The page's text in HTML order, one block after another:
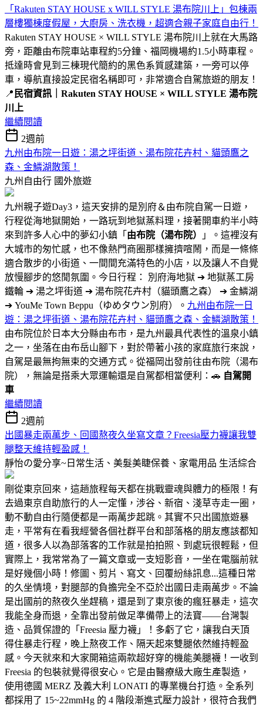
「Rakuten STAY HOUSE x WILL STYLE 湯布院川上」包棟兩
層樓獨棟度假屋，大廚房、洗衣機，超適合親子家庭自由行！
Rakuten STAY HOUSE × WILL STYLE 湯布院川上就在大馬路
旁，距離由布院車站車程約5分鐘、福岡機場約1.5小時車程。
抵達時會見到三棟現代簡約的黑色系質感建築，一旁可以停
車，導航直接設定民宿名稱即可，非常適合自駕旅遊的朋友！
📍 民宿資訊｜Rakuten STAY HOUSE × WILL STYLE 湯布院
川上
繼續閱讀
2週前
九州由布院一日遊：湯之坪街道、湯布院花卉村、貓頭鷹之
森、金鱗湖散策！
九州自由行 國外旅遊
九州親子遊Day3，這天安排的是別府＆由布院自駕一日遊，
行程從海地獄開始，一路玩到地獄蒸料理，接著開車約半小時
來到許多人心中的夢幻小鎮「 由布院（湯布院）
」。這裡沒有
大城市的匆忙感，也不像熱門商圈那樣擁擠喧鬧，而是一條條
適合散步的小街道、一間間充滿特色的小店，以及讓人不自覺
放慢腳步的悠閒氛圍。今日行程： 別府海地獄 ➔ 地獄蒸工房
鐵輪 ➔ 湯之坪街道 ➔ 湯布院花卉村（貓頭鷹之森） ➔ 金鱗湖
➔ YouMe Town Beppu（ゆめタウン別府）。 九州由布院一日
遊：湯之坪街道、湯布院花卉村、貓頭鷹之森、金鱗湖散策！
由布院位於日本大分縣由布市，是九州最具代表性的溫泉小鎮
之一，坐落在由布岳山腳下，對於帶著小孩的家庭旅行來說，
自駕是最無拘無束的交通方式。從福岡出發前往由布院（湯布
院），無論是搭乘大眾運輸還是自駕都相當便利：🚗 自駕開
車
繼續閱讀
2週前
出國暴走兩萬步、回國熬夜久坐寫文章？Freesia壓力襪讓我雙
腿整天維持輕盈感！
靜怡の愛分享~日常生活、美髮美睫保養、家電用品 生活綜合
剛從東京回來，這趟旅程每天都在挑戰靈魂與體力的極限！有
去過東京自助旅行的人一定懂，涉谷、新宿、淺草寺走一圈，
動不動自由行隨便都是一兩萬步起跳。其實不只出國旅遊暴
走，平常有在看我經營各個社群平台和部落格的朋友應該都知
道，很多人以為部落客的工作就是拍拍照、到處玩很輕鬆，但
實際上，我常常為了一篇文章或一支短影音，一坐在電腦前就
是好幾個小時！修圖、剪片、寫文、回覆紛絲訊息...這種日常
的久坐情境，對腿部的負擔完全不亞於出國日走兩萬步。不論
是出國前的熬夜久坐趕稿，還是到了東京後的瘋狂暴走，這次
我能全身而退，全靠出發前做足準備帶上的法寶——台灣製
造、品質保證的「Freesia 壓力襪」！多虧了它，讓我白天頂
得住暴走行程，晚上熬夜工作、隔天起來雙腿依然維持輕盈
感。今天就來和大家開箱這兩款超好穿的機能美腿襪！一收到
Freesia 的包裝就覺得很安心。它是由醫療級大廠生產製造，
使用德國 MERZ 及義大利 LONATI 的專業機台打造。全系列
都採用了 15~22mmHg 的 4 階段漸進式壓力設計，很符合我們